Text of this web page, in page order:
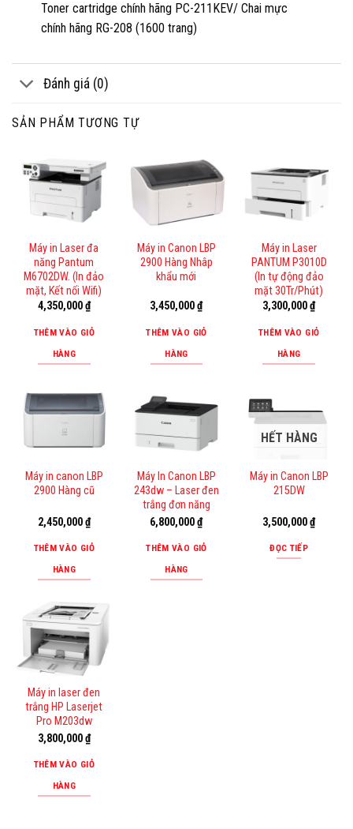
Toner cartridge chính hãng PC-211KEV/ Chai mực
chính hãng RG-208 (1600 trang)
Đánh giá (0)
SẢN PHẨM TƯƠNG TỰ
Máy in Laser đa
năng Pantum
M6702DW. (In đảo
mặt, Kết nối Wifi)
4,350,000₫
THÊM VÀO GIỎ
HÀNG
Máy in Canon LBP
2900 Hàng Nhâp
khẩu mới
3,450,000₫
THÊM VÀO GIỎ
HÀNG
Máy in Laser
PANTUM P3010D
(In tự động đảo
mặt 30Tr/Phút)
3,300,000₫
THÊM VÀO GIỎ
HÀNG
Máy in canon LBP
2900 Hàng cũ
2,450,000₫
THÊM VÀO GIỎ
HÀNG
Máy In Canon LBP
243dw – Laser đen
trắng đơn năng
6,800,000₫
THÊM VÀO GIỎ
HÀNG
HẾT HÀNG
Máy in Canon LBP
215DW
3,500,000₫
ĐỌC TIẾP
Máy in laser đen
trắng HP Laserjet
Pro M203dw
3,800,000₫
THÊM VÀO GIỎ
HÀNG